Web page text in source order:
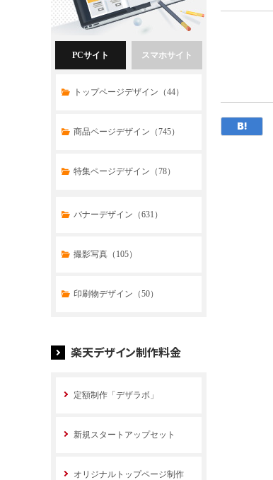
PCサイト
トップページデザイン（44）
商品ページデザイン（745）
特集ページデザイン（78）
スマホサイト
トップページデザイン（32）
商品ページデザイン（769）
特集ページデザイン（59）
バナーデザイン（631）
撮影写真（105）
印刷物デザイン（50）
楽天デザイン制作料金
定額制作「デザラボ」
新規スタートアップセット
オリジナルトップページ制作